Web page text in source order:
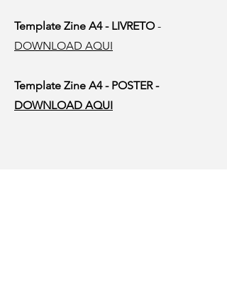
Template Zine A4 - LIVRETO-
DOWNLOAD AQUI
Template Zine A4 - POSTER -
DOWNLOAD AQUI